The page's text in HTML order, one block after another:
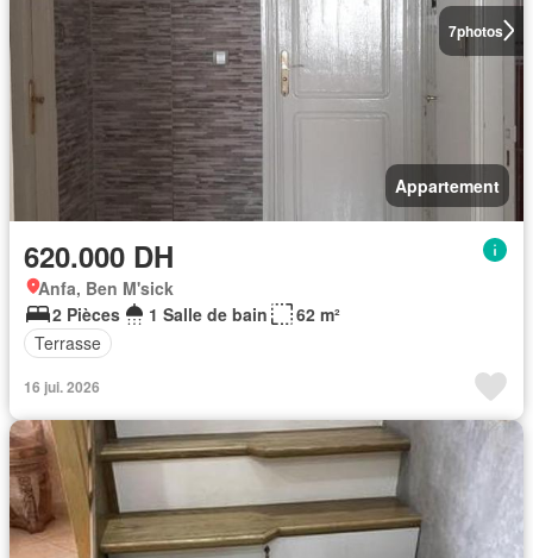
7photos
Appartement
620.000 DH
Anfa, Ben M'sick
2 Pièces
1 Salle de bain
62 m²
Terrasse
16 jui. 2026